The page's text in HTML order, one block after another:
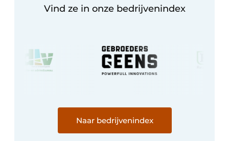
Vind ze in onze bedrijvenindex
Naar bedrijvenindex